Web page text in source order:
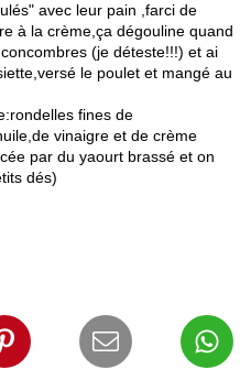
avec leur pain ,farci de
à la crème,ça dégouline quand
(je déteste!!!) et ai
le poulet et mangé au
fines de
vinaigre et de crème
par du yaourt brassé et on
dés)